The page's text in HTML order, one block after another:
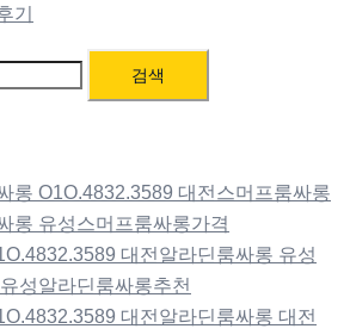
기
롱 O1O.4832.3589 대전스머프룸싸롱
롱 유성스머프룸싸롱가격
대전알라딘룸싸롱 유성
성알라딘룸싸롱추천
대전알라딘룸싸롱 대전